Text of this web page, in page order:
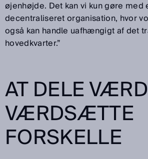
øjenhøjde. Det kan vi kun gøre
decentraliseret organisation, hvor
også kan handle uafhængigt af det
hovedkvarter.”
AT DELE
VÆRDSÆTTE
FORSKELLE